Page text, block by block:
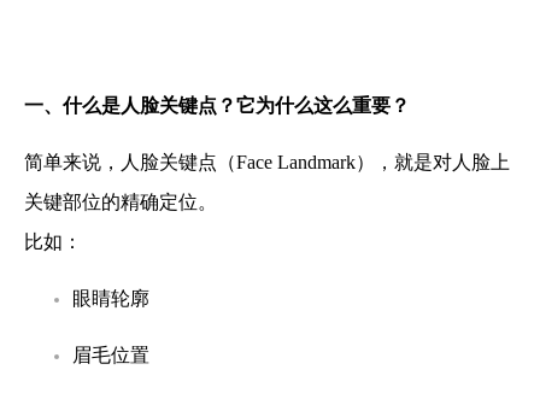
一、什么是人脸关键点？它为什么这么重要？
简单来说，人脸关键点（Face Landmark），就是对人脸上
关键部位的精确定位。
比如：
眼睛轮廓
眉毛位置